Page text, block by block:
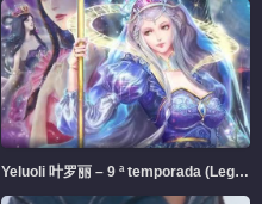
Yeluoli 叶罗丽 – 9 ª temporada (Legendado)